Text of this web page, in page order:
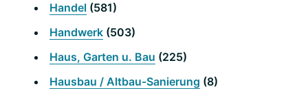
Handel (581)
Handwerk (503)
Haus, Garten u. Bau (225)
Hausbau / Altbau-Sanierung (8)